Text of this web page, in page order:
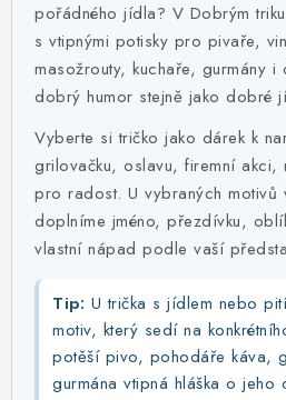
B2B
MÁM SRDCE POMÁHÁM
VÁNOCE
PROVIZNÍ SYSTÉM
O nás Časté otázky
Doprava a
Obchodní podmínky
Zásady zpracování ochrany osobních
Kontakty
pořádného jídla? V Dobrým
s vtipnými potisky pro pivaře,
masožrouty, kuchaře, gurmány
dobrý humor stejně jako dobré
Vyberte si tričko jako dárek k
grilovačku, oslavu, firemní akci,
pro radost. U vybraných motivů
doplníme jméno, přezdívku,
vlastní nápad podle vaší
Tip: U trička s jídlem nebo
motiv, který sedí na
potěší pivo, pohodáře káva,
gurmána vtipná hláška o